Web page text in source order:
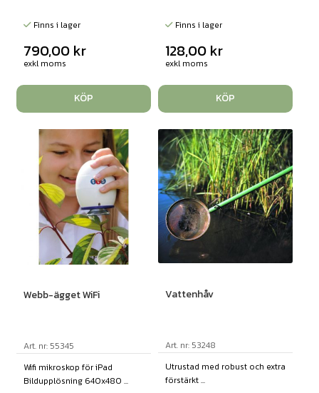
Finns i lager
790,00 kr
exkl moms
KÖP
Finns i lager
128,00 kr
exkl moms
KÖP
Webb-ägget WiFi
Art. nr: 55345
Wifi mikroskop för iPad
Bildupplösning 640x480 ...
Vattenhåv
Art. nr: 53248
Utrustad med robust och extra
förstärkt ...